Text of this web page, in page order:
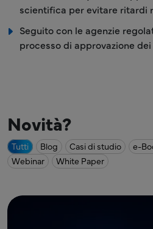
scientifica per evitare ritardi
Seguito con le agenzie
processo di approvazione
Novità?
Tutti Blog Casi di studio e-
Webinar
White Paper